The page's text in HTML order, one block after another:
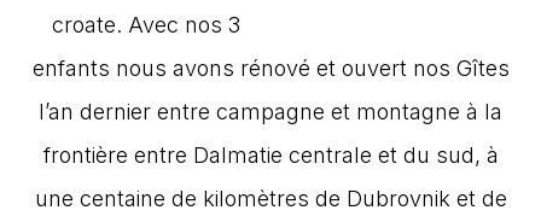
croate. Avec nos 3
enfants nous avons rénové et ouvert nos Gîtes
l’an dernier entre campagne et montagne à la
frontière entre Dalmatie centrale et du sud, à
une centaine de kilomètres de Dubrovnik et de